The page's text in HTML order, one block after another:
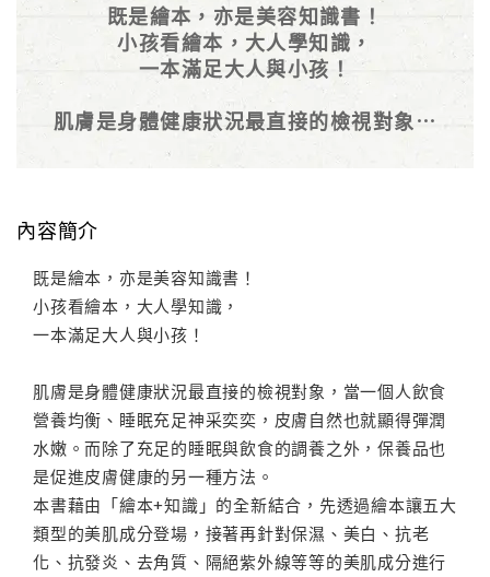
既是繪本，亦是美容知識書！
小孩看繪本，大人學知識，
一本滿足大人與小孩！
肌膚是身體健康狀況最直接的檢視對象，
當一個人飲食營養均衡、睡眠充足神采奕
奕，皮膚自然也就顯得彈潤水嫩。而除了
是促進皮膚健康的另一種方法。
內容簡介
既是繪本，亦是美容知識書！
小孩看繪本，大人學知識，
一本滿足大人與小孩！
肌膚是身體健康狀況最直接的檢視對象，當一個人飲食
營養均衡、睡眠充足神采奕奕，皮膚自然也就顯得彈潤
水嫩。而除了充足的睡眠與飲食的調養之外，保養品也
是促進皮膚健康的另一種方法。
本書藉由「繪本+知識」的全新結合，先透過繪本讓五大
類型的美肌成分登場，接著再針對保濕、美白、抗老
化、抗發炎、去角質、隔絕紫外線等等的美肌成分進行